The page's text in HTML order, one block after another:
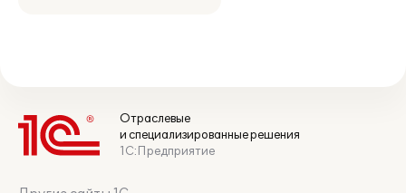
Отраслевые
и специализированные решения
1С:Предприятие